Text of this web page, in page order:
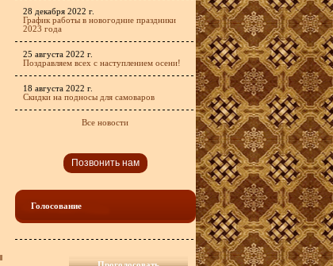
28 декабря 2022 г.
График работы в новогодние праздники
2023 года
25 августа 2022 г.
Поздравляем всех с наступлением осени!
18 августа 2022 г.
Скидки на подносы для самоваров
Все новости
Позвонить нам
Голосование